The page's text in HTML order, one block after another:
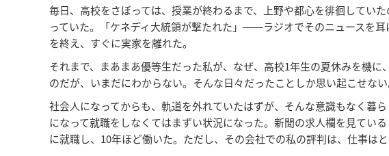
毎日、高校をさぼっては、授業が終わるまで、上野や都心を徘徊してい
っていた。「ケネディ大統領が撃たれた」――ラジオでそのニュースを
を終え、すぐに実家を離れた。
それまで、まあまあ優等生だった私が、なぜ、高校1年生の夏休みを機
のだが、いまだにわからない。そんな日々だったことしか思い起こせない
社会人になってからも、軌道を外れていたはずが、そんな意識もなく暮
になって就職をしなくてはまずい状況になった。新聞の求人欄を見てい
に就職し、10年ほど働いた。ただし、その会社での私の評判は、仕事は